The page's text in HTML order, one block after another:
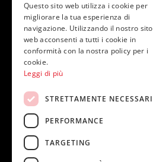
Contatti & supporto
Seguici su
Questo sito web utilizza i cookie per
migliorare la tua esperienza di
navigazione. Utilizzando il nostro sito
web acconsenti a tutti i cookie in
conformità con la nostra policy per i
cookie.
Leggi di più
STRETTAMENTE NECESSARI
PERFORMANCE
TARGETING